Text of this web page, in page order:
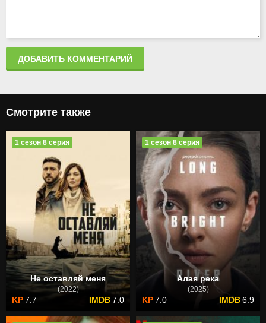
ДОБАВИТЬ КОММЕНТАРИЙ
Смотрите также
Не оставляй меня
(2022)
7.7 7.0
1 сезон 8 серия
Алая река
(2025)
7.0 6.9
1 сезон 8 серия